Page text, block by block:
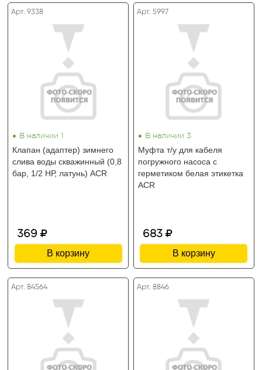
Арт. 9338
• В наличии 1
Клапан (адаптер) зимнего
слива воды скважинный (0,8
бар, 1/2 НР, латунь) ACR
369
В корзину
Арт. 5997
• В наличии 3
Муфта т/у для кабеля
погружного насоса с
герметиком белая этикетка
ACR
683
В корзину
Арт. 84564 Арт. 8846